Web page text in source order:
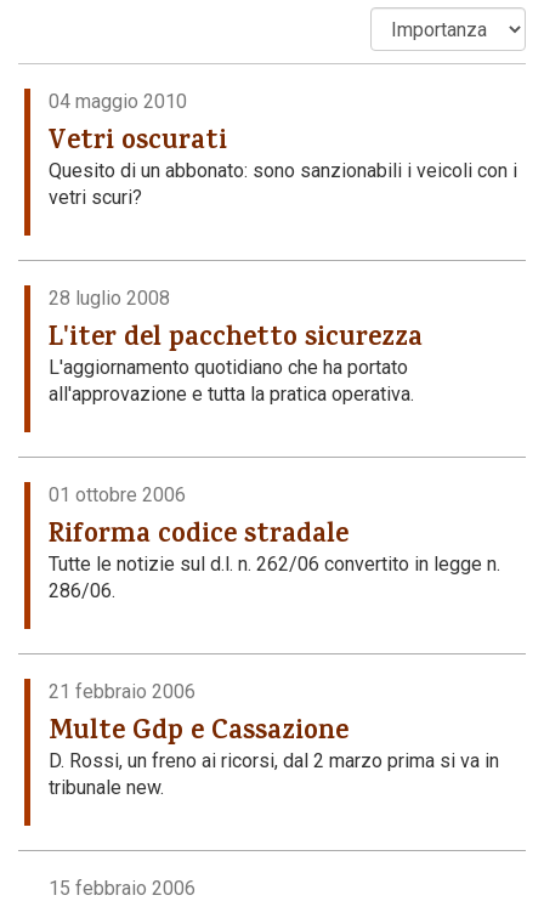
04 maggio 2010
Vetri oscurati
Quesito di un abbonato: sono sanzionabili i veicoli con i
vetri scuri?
28 luglio 2008
L'iter del pacchetto sicurezza
L'aggiornamento quotidiano che ha portato
all'approvazione e tutta la pratica operativa.
01 ottobre 2006
Riforma codice stradale
Tutte le notizie sul d.l. n. 262/06 convertito in legge n.
286/06.
21 febbraio 2006
Multe Gdp e Cassazione
D. Rossi, un freno ai ricorsi, dal 2 marzo prima si va in
tribunale new.
15 febbraio 2006